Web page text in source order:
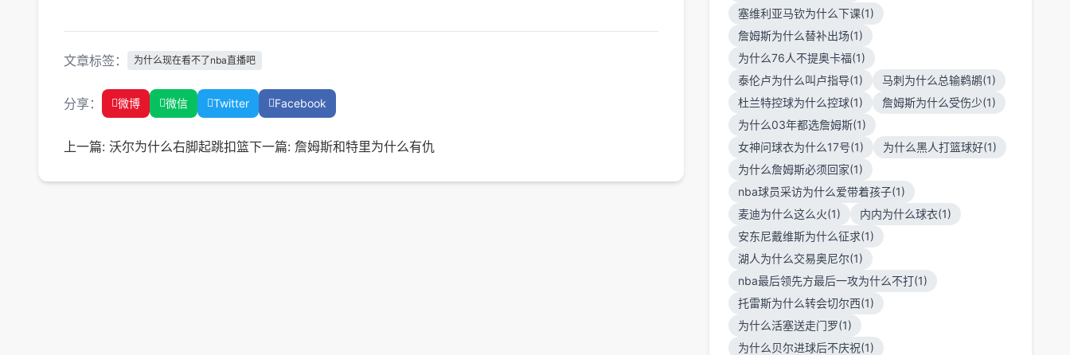
文章标签： 为什么现在看不了nba直播吧
分享： 微博 微信 Twitter Facebook
上一篇: 沃尔为什么右脚起跳扣篮下一篇: 詹姆斯和特里为什么有仇
塞维利亚马钦为什么下课(1)
詹姆斯为什么替补出场(1)
为什么76人不提奥卡福(1)
泰伦卢为什么叫卢指导(1)
马刺为什么总输鹈鹕(1)
杜兰特控球为什么控球(1)
詹姆斯为什么受伤少(1)
为什么03年都选詹姆斯(1)
女神问球衣为什么17号(1)
为什么黑人打篮球好(1)
为什么詹姆斯必须回家(1)
nba球员采访为什么爱带着孩子(1)
麦迪为什么这么火(1)
内内为什么球衣(1)
安东尼戴维斯为什么征求(1)
湖人为什么交易奥尼尔(1)
nba最后领先方最后一攻为什么不打(1)
托雷斯为什么转会切尔西(1)
为什么活塞送走门罗(1)
为什么贝尔进球后不庆祝(1)